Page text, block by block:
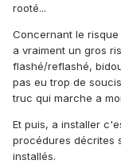
rooté...
Concernant le
a vraiment un gros
flashé/reflashé,
pas eu trop de
truc qui marche a
Et puis, a installer
procédures décrites
installés.